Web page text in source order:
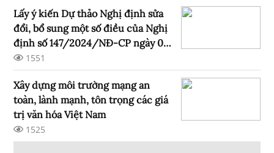
Lấy ý kiến Dự thảo Nghị định sửa
đổi, bổ sung một số điều của Nghị
định số 147/2024/NĐ-CP ngày 09
tháng 11 năm 2024 của Chính phủ
quản lý, cung cấp, sử dụng dịch vụ
Internet và thông tin trên mạng
1551
Xây dựng môi trường mạng an
toàn, lành mạnh, tôn trọng các giá
trị văn hóa Việt Nam
1525